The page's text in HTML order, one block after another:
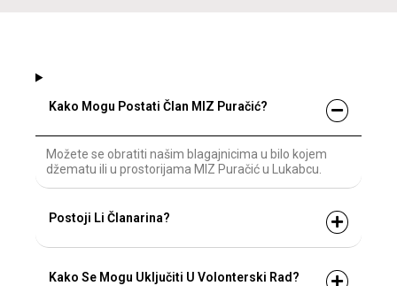
Kako Mogu Postati Član MIZ Puračić?
Možete se obratiti našim blagajnicima u bilo kojem
džematu ili u prostorijama MIZ Puračić u Lukabcu.
Postoji Li Članarina?
Kako Se Mogu Uključiti U Volonterski Rad?